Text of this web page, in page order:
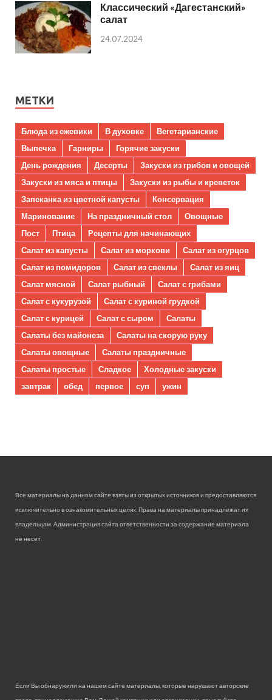
Классический «Дагестанский»
салат
24.07.2024
МЕТКИ
Блюда из ежевики В духовке
Вегетарианские
Выпечка
Гарниры
Горячие закуски
День рождения
Десерты
Закуски из грибов и овощей
Закуски из мяса и птицы
Закуски из рыбы и креветок
Запеканка из цветной капусты
Консервация
Маринование
На праздничный стол
Овощные
Пост
Птица
Рецепты для начинающих
Салат из капусты
Салат из моркови
Салат из огурцов
Салат из помидоров
Салат из свеклы
Салат из яиц
Салат мясной
Салат рыбный
Салат с грибами
Салат с кукурузой
Салат с куриной грудкой
Салат с курицей
Салат с сыром
Салаты
Салаты без майонеза
Салаты на скорую руку
Салаты овощные
Салаты праздничные
Салаты простые
Сладкое
Холодные закуски
завтрак
обед первое суп ужин
Все материалы на данном сайте взяты из открытых источников и предоставляются
исключительно в ознакомительных целях. Права на материалы принадлежат их
владельцам. Администрация сайта ответственности за содержание материала
не несет.
Если Вы обнаружили на нашем сайте материалы, которые нарушают авторские